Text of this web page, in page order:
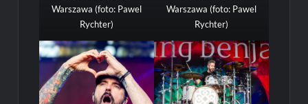
Warszawa (foto: Pawel
Rychter)
Warszawa (foto: Pawel
Rychter)